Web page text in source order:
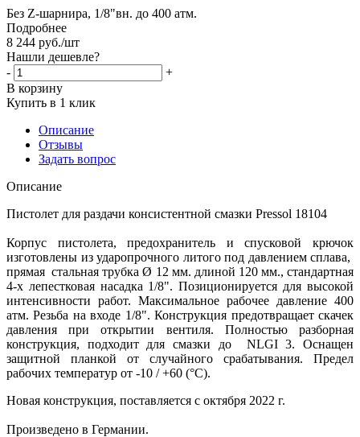
Без Z-шарнира, 1/8"вн. до 400 атм.
Подробнее
8 244 руб./шт
Нашли дешевле?
-
+
В корзину
Купить в 1 клик
Описание
Отзывы
Задать вопрос
Описание
Пистолет для раздачи консистентной смазки Pressol 18104
Корпус пистолета, предохранитель и спусковой крючок
изготовлены из ударопрочного литого под давлением сплава,
прямая стальная трубка Ø 12 мм. длиной 120 мм., стандартная
4-х лепестковая насадка 1/8". Позиционируется для высокой
интенсивности работ. Максимальное рабочее давление 400
атм. Резьба на входе 1/8". Конструкция предотвращает скачек
давления при открытии вентиля. Полностью разборная
конструкция, подходит для смазки до NLGI 3. Оснащен
защитной планкой от случайного срабатывания. Предел
рабочих температур от -10 / +60 (°C).
Новая конструкция, поставляется с октября 2022 г.
Произведено в Германии.